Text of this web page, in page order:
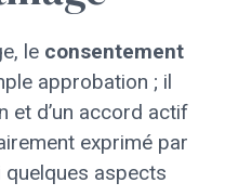
le consentement
approbation ; il
et d’un accord actif
exprimé par
quelques aspects